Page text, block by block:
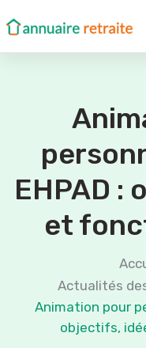
EHPAD :
et
Actualités
Animation pour
objectifs,